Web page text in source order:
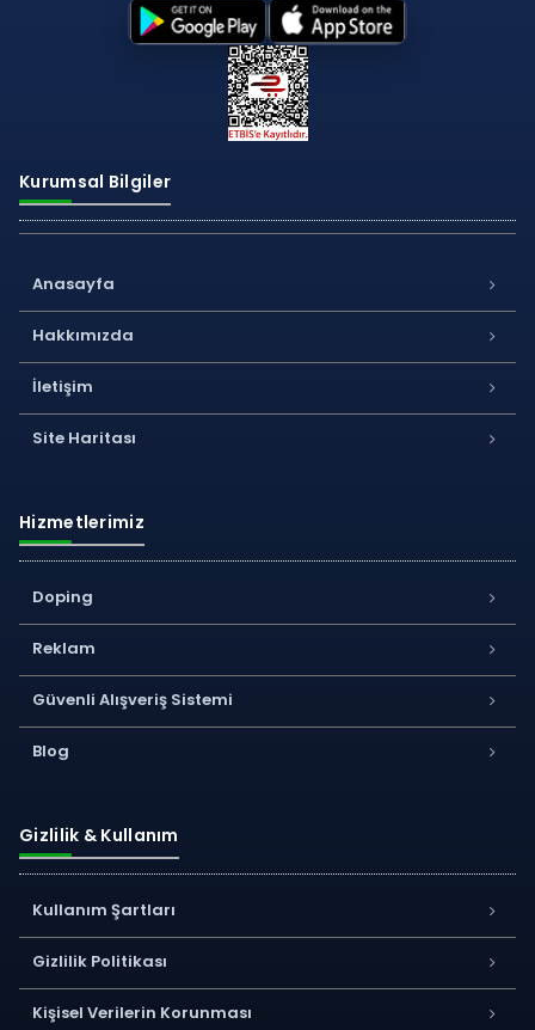
Kurumsal Bilgiler
Anasayfa
Hakkımızda
İletişim
Site Haritası
Hizmetlerimiz
Doping
Reklam
Güvenli Alışveriş Sistemi
Blog
Gizlilik & Kullanım
Kullanım Şartları
Gizlilik Politikası
Kişisel Verilerin Korunması